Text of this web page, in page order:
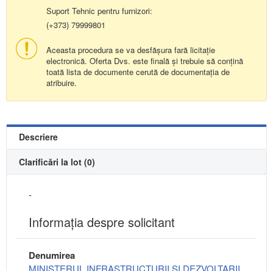
Suport Tehnic pentru furnizori:
(+373) 79999801
Aceasta procedura se va desfășura fară licitație
electronică. Oferta Dvs. este finală și trebuie să conțină
toată lista de documente cerută de documentația de
atribuire.
Descriere
Clarificări la lot (0)
-
Informaţia despre solicitant
Denumirea
MINISTERUL INFRASTRUCTURII SI DEZVOLTARII